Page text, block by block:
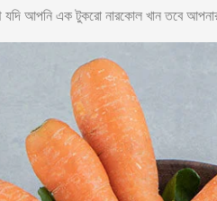
আপনি এক টুকরো নারকোল খান তবে আপনার